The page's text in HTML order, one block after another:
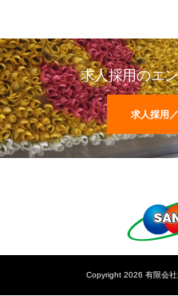
求人採用のエ
求人採用
Copyright 2026 有限会